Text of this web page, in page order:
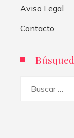
Aviso Legal
Contacto